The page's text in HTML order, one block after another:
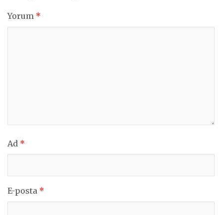
Yorum *
Ad *
E-posta *